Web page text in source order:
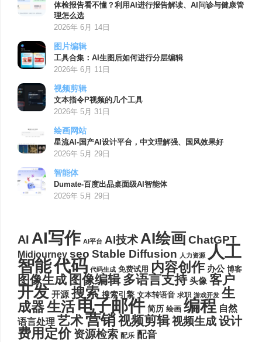
体检报告看不懂？利用AI进行报告解读、AI问诊与健康管
理怎么选
2026年 6月 14日
图片编辑
工具合集：AI生图后如何进行分层编辑
2026年 6月 11日
视频剪辑
文本指令P视频的几个工具
2026年 5月 31日
绘画网站
星流AI-国产AI设计平台，中文理解强、国风效果好
2026年 5月 29日
智能体
Dumate-百度出品桌面级AI智能体
2026年 5月 29日
AI AI写作 AI平台 AI技术AI绘画ChatGPT
Midjourney seo Stable Diffusion 人力资源 人工
智能代码 代码生成 免费试用 内容创作 办公 博客
图像生成 图像编辑 多语言支持 头像 客户
开发 开源 搜索 搜索引擎 文本转语音 求职 游戏开发 生
成器生活电子邮件 简历 绘画 编程 自然
语言处理 艺术营销视频剪辑视频生成设计
费用定价 资源检索 配乐 配音